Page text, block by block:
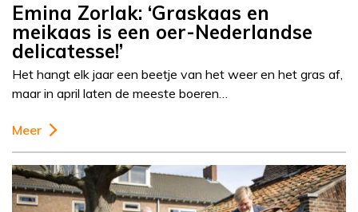
Emina Zorlak: ‘Graskaas en
meikaas is een oer-Nederlandse
delicatesse!’
Het hangt elk jaar een beetje van het weer en het gras af,
maar in april laten de meeste boeren…
Meer